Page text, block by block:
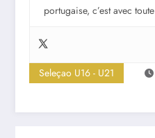
portugaise, c’est avec
Seleçao U16 - U21